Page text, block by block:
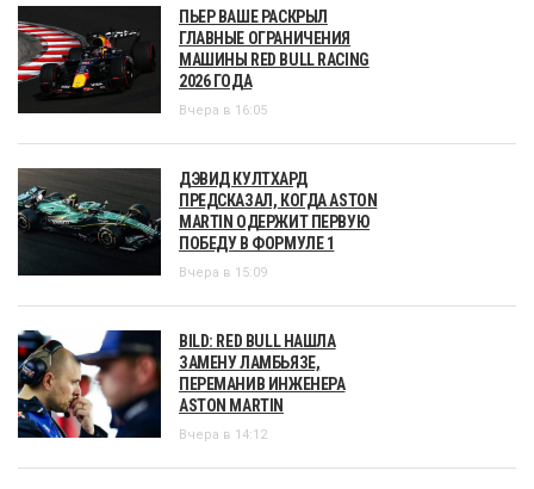
ПЬЕР ВАШЕ РАСКРЫЛ
ГЛАВНЫЕ ОГРАНИЧЕНИЯ
МАШИНЫ RED BULL RACING
2026 ГОДА
Вчера в 16:05
ДЭВИД КУЛТХАРД
ПРЕДСКАЗАЛ, КОГДА ASTON
MARTIN ОДЕРЖИТ ПЕРВУЮ
ПОБЕДУ В ФОРМУЛЕ 1
Вчера в 15:09
BILD: RED BULL НАШЛА
ЗАМЕНУ ЛАМБЬЯЗЕ,
ПЕРЕМАНИВ ИНЖЕНЕРА
ASTON MARTIN
Вчера в 14:12